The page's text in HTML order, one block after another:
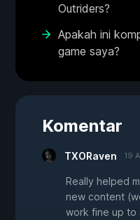
Outriders?
Apakah ini
game saya?
Komentar
TXORaven 19
Really helped
new content
work fine up to